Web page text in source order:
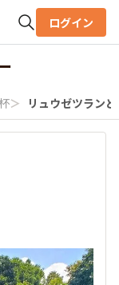
検索
ログイン
＞ リュウゼツラン